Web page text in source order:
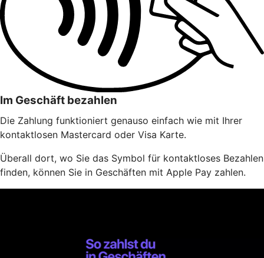
Im Geschäft bezahlen
Die Zahlung funktioniert genauso einfach wie mit Ihrer
kontaktlosen Mastercard oder Visa Karte.
Überall dort, wo Sie das Symbol für kontaktloses Bezahlen
finden, können Sie in Geschäften mit Apple Pay zahlen.